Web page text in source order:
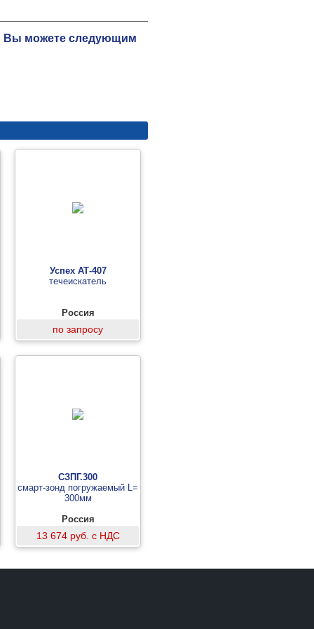
Вы можете следующим
Успех АТ-407
течеискатель
Россия
по запросу
СЗПГ.300
смарт-зонд погружаемый L=
300мм
Россия
13 674 руб. с НДС